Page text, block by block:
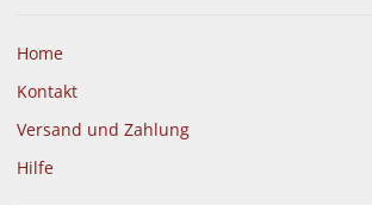
Home
Kontakt
Versand und Zahlung
Hilfe